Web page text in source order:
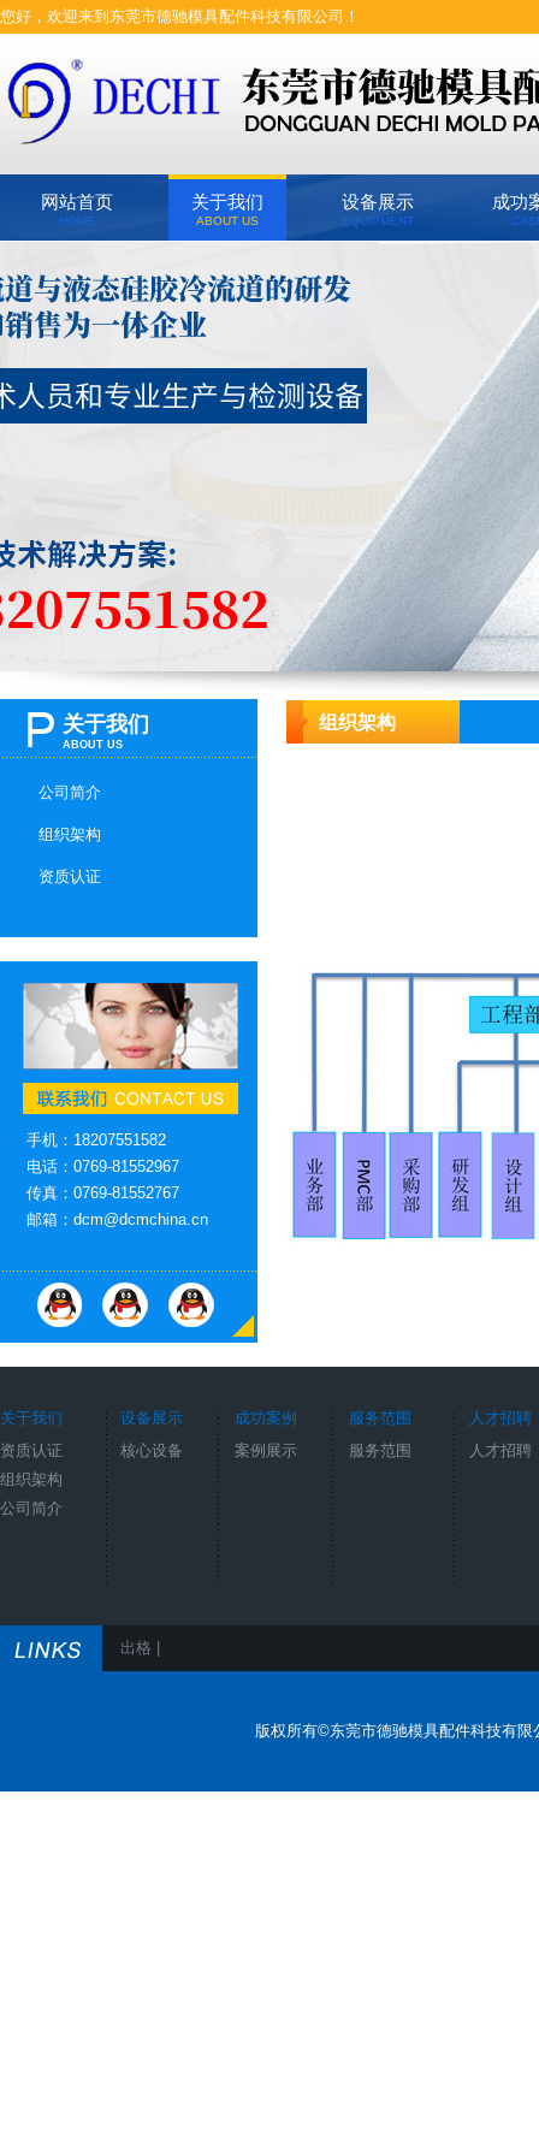
您好，欢迎来到东莞市德驰模具配件科技有限公司！
网站首页
HOME
关于我们
ABOUT US
设备展示
EQUIPMENT
成功
关于我们
ABOUT US
公司简介
组织架构
资质认证
手机：18207551582
电话：0769-81552967
传真：0769-81552767
邮箱：dcm@dcmchina.cn
组织架构
关于我们
资质认证
组织架构
公司简介
设备展示
核心设备
成功案例
案例展示
服务范围
服务范围
人才招聘
人才招聘
出格 |
版权所有©东莞市德驰模具配件科技有